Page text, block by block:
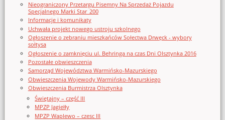
Nieograniczony Przetargu Pisemny Na Sprzedaż Pojazdu
Specjalnego Marki Star_200
Informacje i komunikaty
Uchwała projekt nowego ustroju szkolnego
Ogłoszenie o zebraniu mieszkańców Sołectwa Drwęck - wybory
sołtysa
Ogłoszenie o zamknięciu ul. Behringa na czas Dni Olsztynka 2016
Pozostałe obwieszczenia
Samorząd Województwa Warmińsko-Mazurskiego
Obwieszczenia Wojewody Warmińsko-Mazurskiego
Obwieszczenia Burmistrza Olsztynka
Świętajny – część III
MPZP Jagiełły
MPZP Waplewo – czesc III